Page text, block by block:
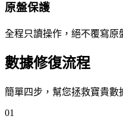
原盤保護
全程只讀操作，絕不覆寫
數據修復流程
簡單四步，幫您拯救寶貴數
01